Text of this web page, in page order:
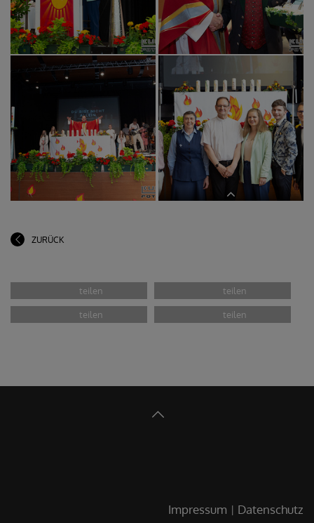
Markus Artinger, Sr. Maria Leopold,
Gerhard Hatzmann, Anja, Asel,
Markus Koglek, Michael Fürnschuß
ZURÜCK
Impressum Datenschutz